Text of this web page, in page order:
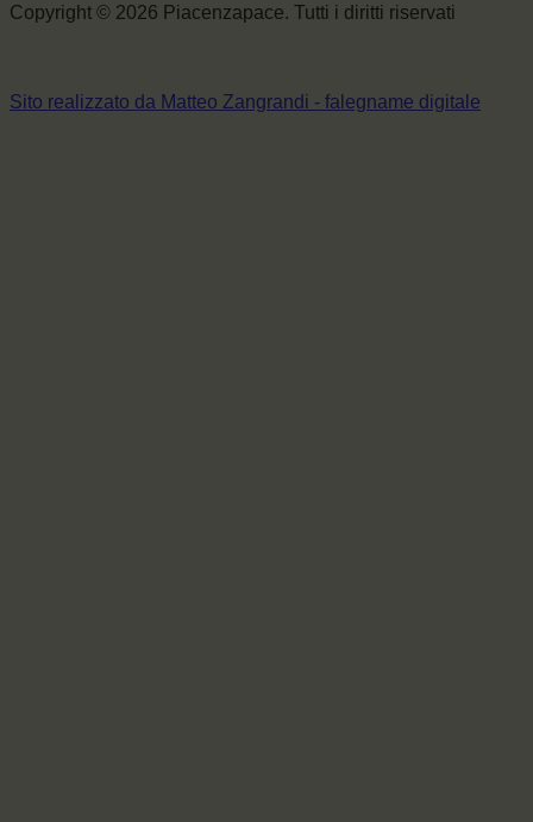
Copyright © 2026 Piacenzapace. Tutti i diritti riservati
Sito realizzato da Matteo Zangrandi - falegname digitale